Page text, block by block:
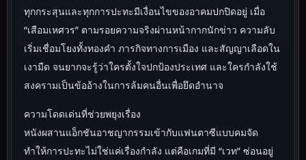
ทุกกระสุนและทุกการปะทะมีเงื่อนไขของอาคมปกปิดอยู่ เมื่อ
“เสือมเหศวร” ตามรอยความจริงผ่านหน้ากากนักข่าว ความลับ
เริ่มเชื่อมโยงทั้งทองคำ ภารกิจทางการเมือง และสัญญาเลือดใน
เงามืด จนยากจะรู้ว่าใครตั้งใจปกป้องประเทศ และใครกำลังใช้
สงครามเป็นข้ออ้างในการล้มคนอื่นเพื่อยึดอำนาจ
ความโดดเด่นที่ช่วยพยุงเรื่อง
หนังผสานแอ็กชันอาชญากรรมเข้ากับแฟนตาซีแบบคมจัด
ทำให้การปะทะไม่ใช่แค่เรื่องกำลัง แต่คือเกมที่มี “เวท” ซ่อนอยู่